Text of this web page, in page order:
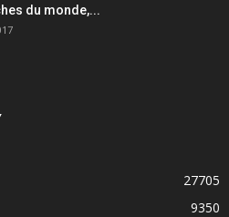
du monde,...
27705
9350